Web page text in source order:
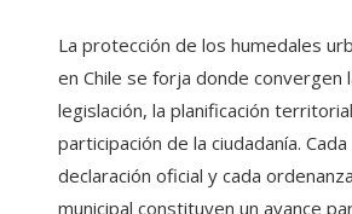
La protección de los humedales
en Chile se forja donde convergen
legislación, la planificación
participación de la ciudadanía. Cada
declaración oficial y cada ordenanza
municipal constituyen un avance